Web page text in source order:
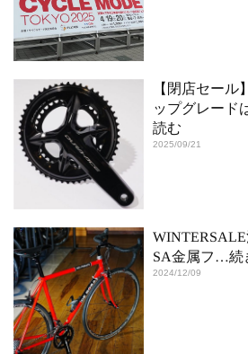
【閉店セール
ップグレード
読む
2025/09/21
SA金属フ …続
2024/12/09